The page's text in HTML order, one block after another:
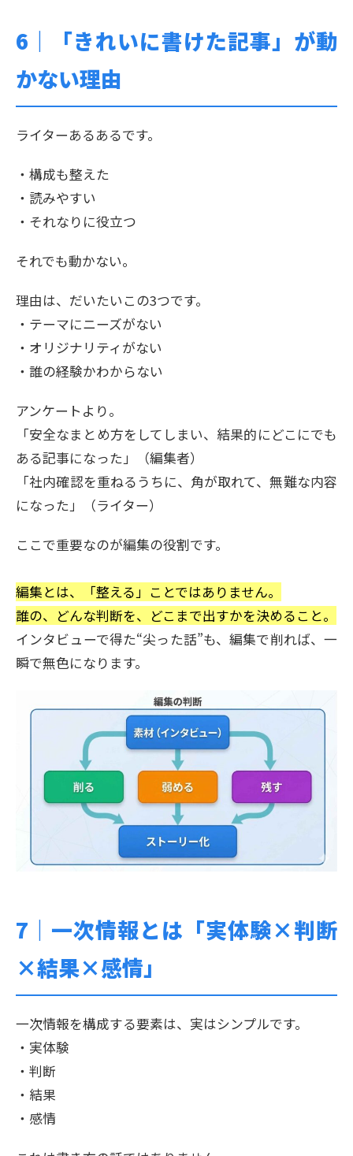
6｜
「きれいに書けた記事」が動
かない理由
ライターあるあるです。
・構成も整えた
・読みやすい
・それなりに役立つ
それでも動かない。
理由は、だいたいこの3つです。
・テーマにニーズがない
・オリジナリティがない
・誰の経験かわからない
アンケートより。
「安全なまとめ方をしてしまい、結果的にどこにでも
ある記事になった」（編集者）
「社内確認を重ねるうちに、角が取れて、無難な内容
になった」（ライター）
ここで重要なのが編集の役割です。
編集とは、「整える」ことではありません。
誰の、どんな判断を、どこまで出すかを決めること。
インタビューで得た“尖った話”も、編集で削れば、一
瞬で無色になります。
7｜ 一次情報とは「実体験×判断
×結果×感情」
一次情報を構成する要素は、実はシンプルです。
・実体験
・判断
・結果
・感情